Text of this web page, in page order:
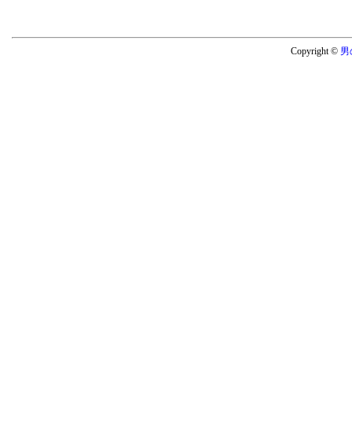
Copyright © 男